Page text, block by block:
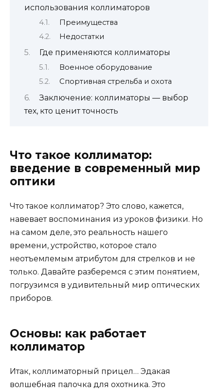
использования коллиматоров
Преимущества
Недостатки
Где применяются коллиматоры
Военное оборудование
Спортивная стрельба и охота
Заключение: коллиматоры — выбор
тех, кто ценит точность
Что такое коллиматор:
введение в современный мир
оптики
Что такое коллиматор? Это слово, кажется,
навевает воспоминания из уроков физики. Но
на самом деле, это реальность нашего
времени, устройство, которое стало
неотъемлемым атрибутом для стрелков и не
только. Давайте разберемся с этим понятием,
погрузимся в удивительный мир оптических
приборов.
Основы: как работает
коллиматор
Итак, коллиматорный прицел… Эдакая
волшебная палочка для охотника. Это